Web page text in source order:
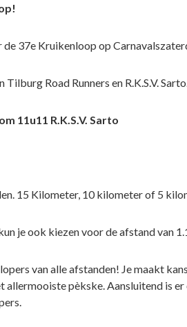
37e Kruikenloop op
Road Runners en R.K.S.V. Sarto.
11u11 R.K.S.V. Sarto
15 Kilometer, 10 kilometer of 5
je ook kiezen voor de afstand van
van alle afstanden! Je maakt
pèkske. Aansluitend is